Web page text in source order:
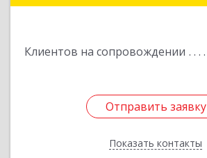
Клиентов на сопровождении
Отправить заявку
Показать контакты
Отправить заявку
Назад